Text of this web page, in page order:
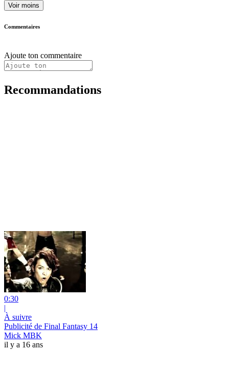
Voir moins
Commentaires
Ajoute ton commentaire
Recommandations
0:30
|
À suivre
Publicité de Final Fantasy 14
Mick MBK
il y a 16 ans